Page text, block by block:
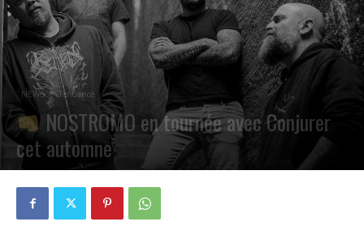
NEWS Tendance
NOSTROMO en tournée avec Conjurer
cet automne
PAR PETE CIRCLE 13 JUIN 2023 0